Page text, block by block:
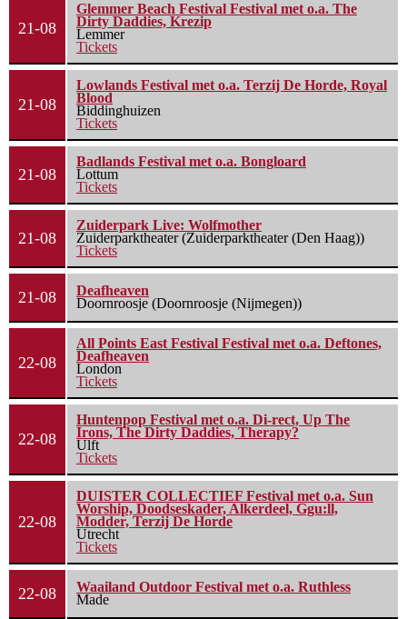
21-08
Glemmer Beach Festival Festival met o.a. The
Dirty Daddies, Krezip
Lemmer
Tickets
21-08
Lowlands Festival met o.a. Terzij De Horde, Royal
Blood
Biddinghuizen
Tickets
21-08
Badlands Festival met o.a. Bongloard
Lottum
Tickets
21-08
Zuiderpark Live: Wolfmother
Zuiderparktheater (Zuiderparktheater (Den Haag))
Tickets
21-08
Deafheaven
Doornroosje (Doornroosje (Nijmegen))
22-08
All Points East Festival Festival met o.a. Deftones,
Deafheaven
London
Tickets
22-08
Huntenpop Festival met o.a. Di-rect, Up The
Irons, The Dirty Daddies, Therapy?
Ulft
Tickets
22-08
DUISTER COLLECTIEF Festival met o.a. Sun
Worship, Doodseskader, Alkerdeel, Ggu:ll,
Modder, Terzij De Horde
Utrecht
Tickets
22-08
Waailand Outdoor Festival met o.a. Ruthless
Made